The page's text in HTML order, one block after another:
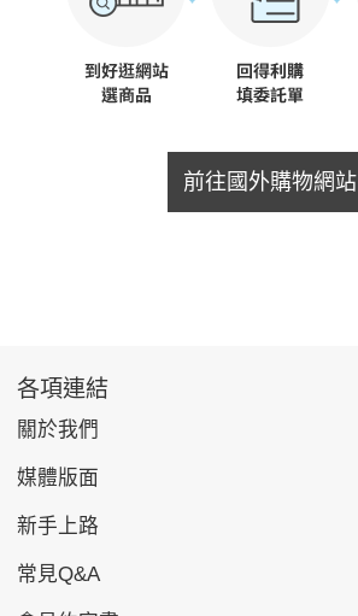
前往國外購物網站
各項連結
關於我們
媒體版面
新手上路
常見Q&A